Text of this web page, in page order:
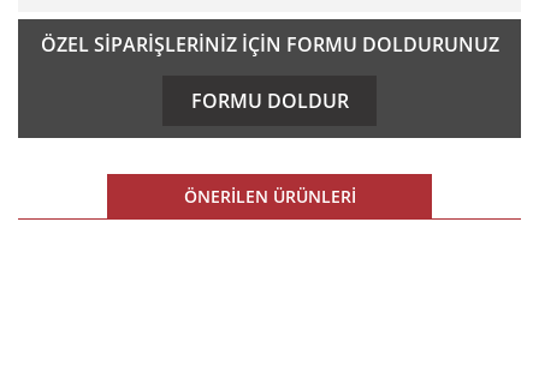
Bu ürünün fiyat bilgisi, resim, ürün açıklamalarında ve diğer
konularda yetersiz gördüğünüz noktaları öneri formunu
kullanarak tarafımıza iletebilirsiniz.
Ürün resmi kalitesiz, bozuk veya görüntülenemiyor.
Ürün açıklamasında eksik bilgiler bulunuyor.
ÖZEL SİPARİŞLERİNİZ İÇİN FORMU DOLDURUNUZ
FORMU DOLDUR
ÖNERİLEN ÜRÜNLERİ